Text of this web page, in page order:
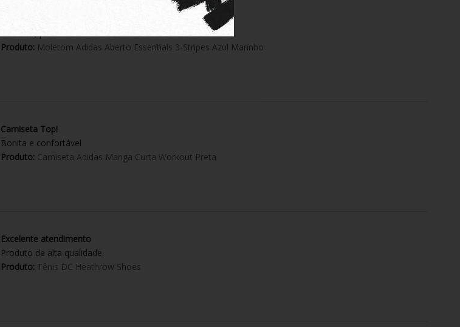
Produto: Moletom Adidas Aberto Essentials 3-Stripes Azul Marinho
Camiseta Top!
Bonita e confortável
Produto: Camiseta Adidas Manga Curta Workout Preta
Excelente atendimento
Produto de alta qualidade.
Produto: Tênis DC Heathrow Shoes